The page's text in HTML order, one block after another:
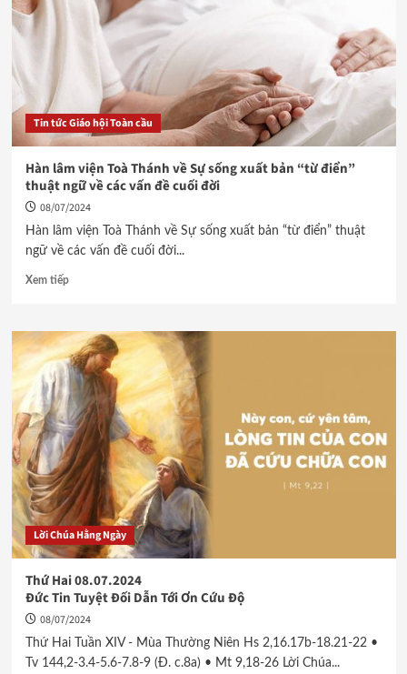
Tin tức Giáo hội Toàn cầu
Hàn lâm viện Toà Thánh về Sự sống xuất bản “từ điển”
thuật ngữ về các vấn đề cuối đời
08/07/2024
Hàn lâm viện Toà Thánh về Sự sống xuất bản “từ điển” thuật
ngữ về các vấn đề cuối đời...
Xem tiếp
Lời Chúa Hằng Ngày
Thứ Hai 08.07.2024
Đức Tin Tuyệt Đối Dẫn Tới Ơn Cứu Độ
08/07/2024
Thứ Hai Tuần XIV - Mùa Thường Niên Hs 2,16.17b-18.21-22 •
Tv 144,2-3.4-5.6-7.8-9 (Đ. c.8a) • Mt 9,18-26 Lời Chúa...